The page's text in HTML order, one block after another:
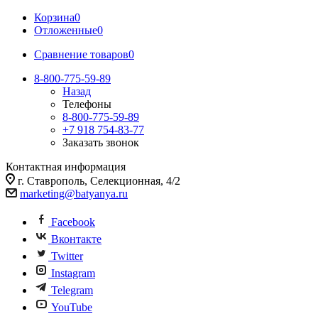
Корзина0
Отложенные0
Сравнение товаров0
8-800-775-59-89
Назад
Телефоны
8-800-775-59-89
+7 918 754-83-77
Заказать звонок
Контактная информация
г. Ставрополь, Селекционная, 4/2
marketing@batyanya.ru
Facebook
Вконтакте
Twitter
Instagram
Telegram
YouTube